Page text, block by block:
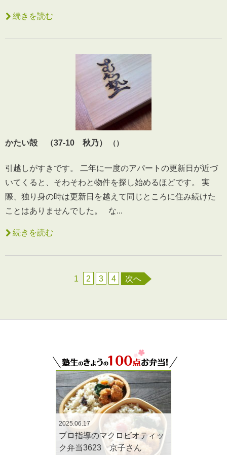
続きを読む
かたい殻 （37-10 秋乃） （）
引越しがすきです。 二年に一度のアパートの更新日が近づ
いてくると、そわそわと物件を探し始めるほどです。 実
際、独り身の時は更新日を越えて同じところに住み続けた
ことはありませんでした。 な...
続きを読む
1 2 3 4 次へ
2025.06.17
プロ指導のマクロビオティッ
ク弁当3623 京子さん